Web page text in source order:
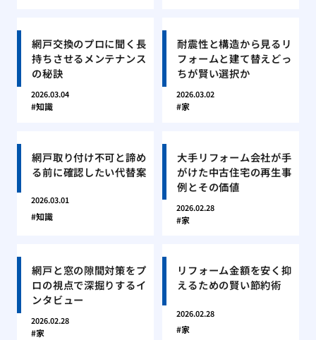
網戸交換のプロに聞く長
持ちさせるメンテナンス
の秘訣
2026.03.04
知識
耐震性と構造から見るリ
フォームと建て替えどっ
ちが賢い選択か
2026.03.02
家
網戸取り付け不可と諦め
る前に確認したい代替案
2026.03.01
知識
大手リフォーム会社が手
がけた中古住宅の再生事
例とその価値
2026.02.28
家
網戸と窓の隙間対策をプ
ロの視点で深掘りするイ
ンタビュー
2026.02.28
家
リフォーム金額を安く抑
えるための賢い節約術
2026.02.28
家